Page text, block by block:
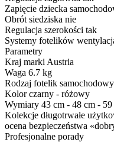
Zapięcie dziecka
Obrót siedziska nie
Regulacja szerokości tak
Systemy fotelików
Parametry
Kraj marki Austria
Waga 6.7 kg
Rodzaj fotelik samochodowy
Kolor czarny - różowy
Wymiary 43 cm - 48 cm - 59
Kolekcje długotrwałe
ocena bezpieczeństwa
Profesjonalne porady